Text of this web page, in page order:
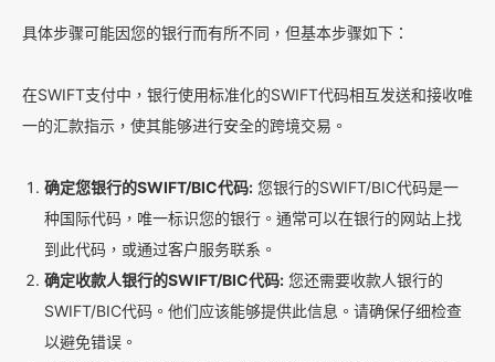
具体步骤可能因您的银行而有所不同，但基本步骤如下：
在SWIFT支付中，银行使用标准化的SWIFT代码相互发送和接收唯
一的汇款指示，使其能够进行安全的跨境交易。
确定您银行的SWIFT/BIC代码: 您银行的SWIFT/BIC代码是一
种国际代码，唯一标识您的银行。通常可以在银行的网站上找
到此代码，或通过客户服务联系。
确定收款人银行的SWIFT/BIC代码: 您还需要收款人银行的
SWIFT/BIC代码。他们应该能够提供此信息。请确保仔细检查
以避免错误。